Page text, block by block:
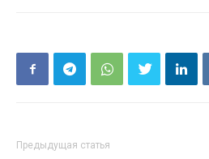
Предыдущая статья